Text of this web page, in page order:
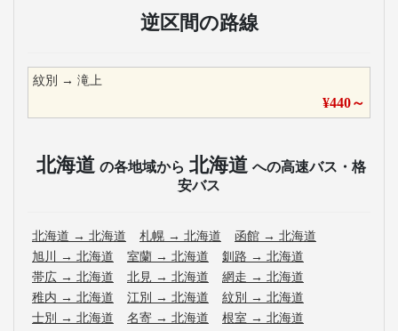
逆区間の路線
紋別 → 滝上
¥440～
北海道 の各地域から 北海道 への高速バス・格
安バス
北海道 → 北海道 札幌 → 北海道 函館 → 北海道
旭川
→ 北海道 室蘭 → 北海道 釧路 → 北海道
帯広 → 北海道 北見 → 北海道 網走 → 北海道
稚内 → 北海道 江別 → 北海道 紋別 → 北海道
士別 → 北海道 名寄 → 北海道 根室 → 北海道